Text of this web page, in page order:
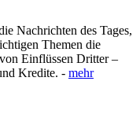
Nachrichten des Tages,
Themen die
Einflüssen Dritter –
Kredite. - mehr